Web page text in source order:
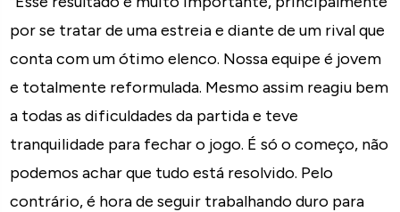
por se tratar de uma estreia e diante de um rival que
conta com um ótimo elenco. Nossa equipe é jovem
e totalmente reformulada. Mesmo assim reagiu bem
a todas as dificuldades da partida e teve
tranquilidade para fechar o jogo. É só o começo, não
podemos achar que tudo está resolvido. Pelo
contrário, é hora de seguir trabalhando duro para